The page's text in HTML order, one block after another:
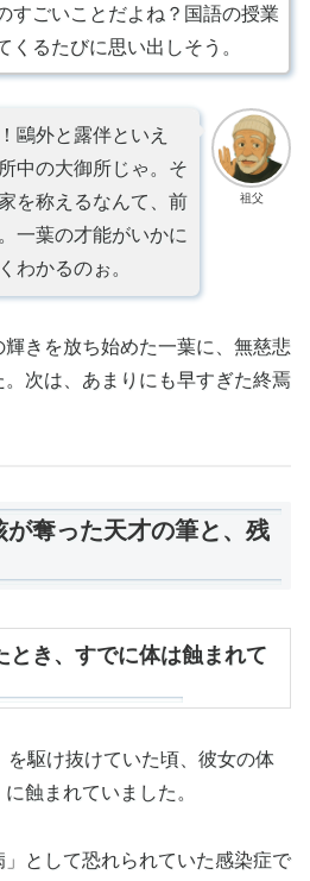
すごいことだよね？国語の授業
くるたびに思い出しそう。
祖父
鷗外と露伴といえ
中の大御所じゃ。そ
を称えるなんて、前
一葉の才能がいかに
わかるのぉ。
きを放ち始めた一葉に、無慈悲
次は、あまりにも早すぎた終焉
奪った天才の筆と、残
とき、すでに体は蝕まれて
を駆け抜けていた頃、彼女の体
に蝕まれていました。
として恐れられていた感染症で